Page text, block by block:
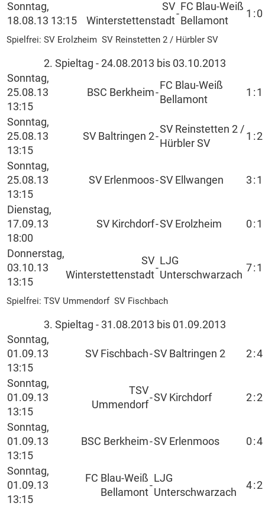
Sonntag,
18.08.13 13:15
SV
Winterstettenstadt
-
FC Blau-Weiß
Bellamont
1 : 0
Spielfrei: SV Erolzheim SV Reinstetten 2 / Hürbler SV
2. Spieltag - 24.08.2013 bis 03.10.2013
Sonntag,
25.08.13
13:15
BSC Berkheim-
FC Blau-Weiß
Bellamont
1 : 1
Sonntag,
25.08.13
13:15
SV Baltringen 2-
SV Reinstetten 2 /
Hürbler SV
1 :2
Sonntag,
25.08.13
13:15
SV Erlenmoos-SV Ellwangen 3 : 1
Dienstag,
17.09.13
18:00
SV Kirchdorf-SV Erolzheim 0 : 1
Donnerstag,
03.10.13
13:15
SV
Winterstettenstadt
-
LJG
Unterschwarzach
7: 1
Spielfrei: TSV Ummendorf SV Fischbach
3. Spieltag - 31.08.2013 bis 01.09.2013
Sonntag,
01.09.13
13:15
SV Fischbach-SV Baltringen 2 2:4
Sonntag,
01.09.13
13:15
TSV
Ummendorf
-SV Kirchdorf 2:2
Sonntag,
01.09.13
13:15
BSC Berkheim-SV Erlenmoos 0 :4
Sonntag,
01.09.13
13:15
FC Blau-Weiß
Bellamont
-
LJG
Unterschwarzach
4:2